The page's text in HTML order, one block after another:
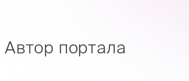
Автор портала